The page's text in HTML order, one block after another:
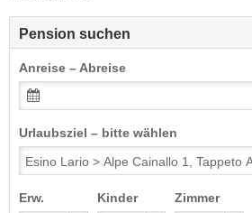
Pension suchen
Anreise – Abreise
Urlaubsziel – bitte wählen
Erw. Kinder Zimmer